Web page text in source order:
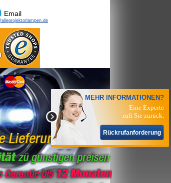
Email
MEHR INFORMATIONEN?
Eine Experte
ruft Sie zurück.
Rückrufanforderung